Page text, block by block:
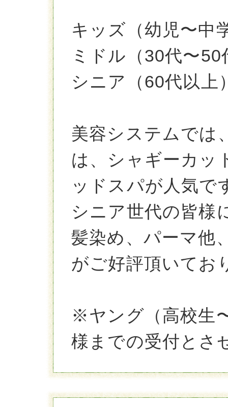
キッズ（幼児〜中
ミドル（30代〜50
シニア（60代以上
美容システムでは
は、シャギーカッ
ッドスパが人気で
シニア世代の皆様
髪染め、パーマ他
がご好評頂いてお
※ヤング（高校生
様までの受付とさ